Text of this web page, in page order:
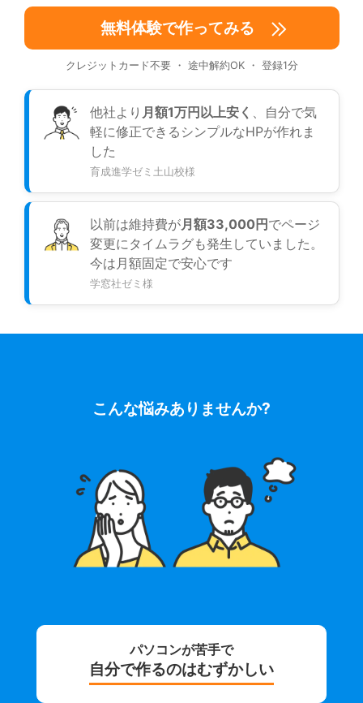
無料体験で作ってみる
クレジットカード不要 ・ 途中解約OK ・ 登録1分
他社より 月額1万円以上安く 、自分で気
軽に修正できるシンプルなHPが作れま
した
育成進学ゼミ土山校様
以前は維持費が月額33,000円 でページ
変更にタイムラグも発生していました。
今は月額固定で安心です
学窓社ゼミ様
こんな悩みありませんか?
パソコンが苦手で
自分で作るのはむずかしい